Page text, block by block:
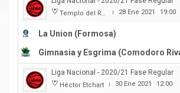
Templo del Rock | 28 Ene 2021 19:00
La Union (Formosa)
Gimnasia y Esgrima (Comodoro
Liga Nacional - 2020/21 Fase Regular
Héctor Etchart | 30 Ene 2021 12:00